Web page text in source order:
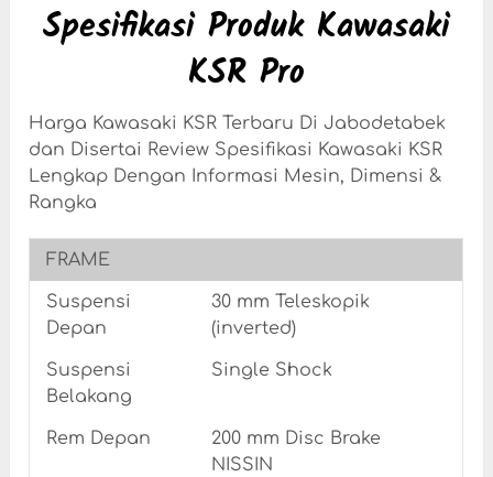
Spesifikasi Produk Kawasaki
KSR Pro
Harga Kawasaki KSR Terbaru Di Jabodetabek
dan Disertai Review Spesifikasi Kawasaki KSR
Lengkap Dengan Informasi Mesin, Dimensi &
Rangka
FRAME
Suspensi
Depan
30 mm Teleskopik
(inverted)
Suspensi
Belakang
Single Shock
Rem Depan
200 mm Disc Brake
NISSIN